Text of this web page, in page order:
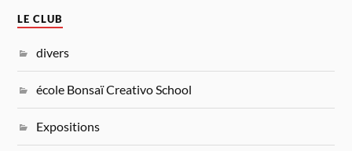
LE CLUB
divers
école Bonsaï Creativo School
Expositions